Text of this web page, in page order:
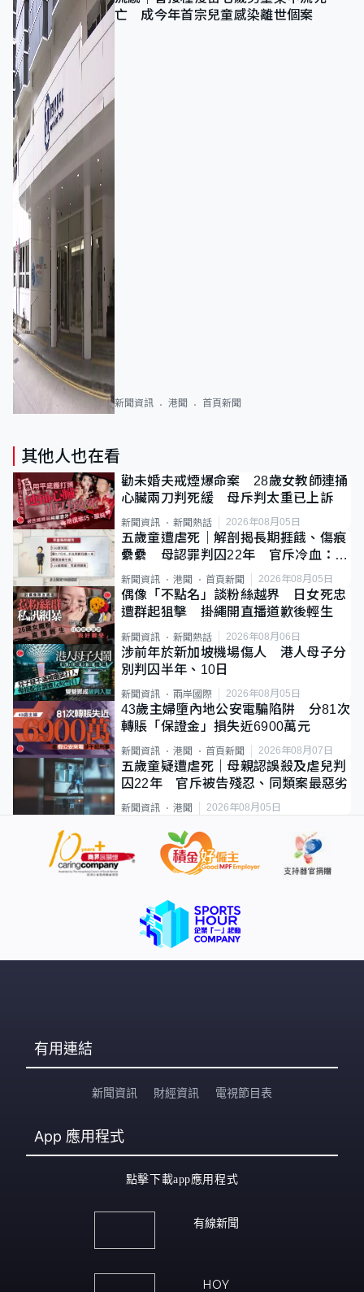
亡 成今年首宗兒童感染離世個案
新聞資訊 港聞 首頁新聞
其他人也在看
勸未婚夫戒煙爆命案 28歲女教師連捅
心臟兩刀判死緩 母斥判太重已上訴
新聞資訊 新聞熱話 2026年08月05日
五歲童遭虐死｜解剖揭長期捱餓、傷痕
纍纍 母認罪判囚22年 官斥冷血：同
類案最惡劣
新聞資訊 港聞 首頁新聞 2026年08月05日
偶像「不點名」談粉絲越界 日女死忠
遭群起狙擊 掛繩開直播道歉後輕生
新聞資訊 新聞熱話 2026年08月06日
涉前年於新加坡機場傷人 港人母子分
別判囚半年、10日
新聞資訊 兩岸國際 2026年08月05日
43歲主婦墮內地公安電騙陷阱 分81次
轉賬「保證金」損失近6900萬元
新聞資訊 港聞 首頁新聞 2026年08月07日
五歲童疑遭虐死｜母親認誤殺及虐兒判
囚22年 官斥被告殘忍、同類案最惡劣
新聞資訊 港聞 2026年08月05日
有用連結
新聞資訊 財經資訊 電視節目表
App 應用程式
點擊下載app應用程式
有線新聞
HOY